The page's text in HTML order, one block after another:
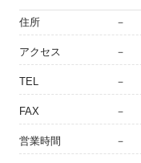
住所 －
アクセス －
TEL －
FAX －
営業時間 －